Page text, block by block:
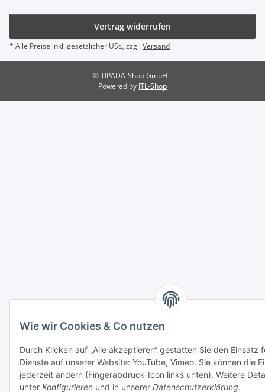
Wie wir Cookies & Co nutzen
Durch Klicken auf „Alle akzeptieren“ gestatten Sie den Einsatz
Dienste auf unserer Website: YouTube, Vimeo. Sie können die
jederzeit ändern (Fingerabdruck-Icon links unten). Weitere
unter Konfigurieren und in unserer Datenschutzerklärung.
Vertrag widerrufen
* Alle Preise inkl. gesetzlicher USt., zzgl.Versand
© TIPADA-Shop GmbH
Powered by JTL-Shop